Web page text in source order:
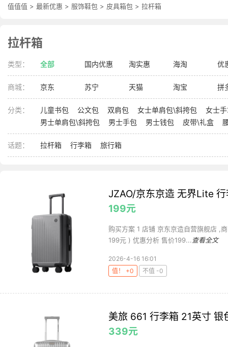
值值值 > 最新优惠 > 服饰鞋包 > 皮具箱包 > 拉杆箱
拉杆箱
类型： 全部 国内优惠 淘实惠 海淘 优
商城： 京东 苏宁 天猫 淘宝 拼
分类： 儿童书包 公文包 双肩包 女士单肩包\斜挎包
女士
男士单肩包\斜挎包
男士手包 男士钱包 皮带\礼盒
话题： 拉杆箱 行李箱 旅行箱
JZAO/京东京造 无界Lite
199元
购买方案 1 店铺 京东京造自营旗舰店 ,
199元 ) 优惠分析 售价199... 查看全文
2026-4-16 16:01
值！ +0
不值 -0
美旅 661 行李箱 21英寸 银
339元